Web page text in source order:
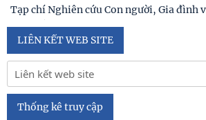
Số 2(02) 2025
Số 1(01) 2025
Thể lệ gửi bài đăng